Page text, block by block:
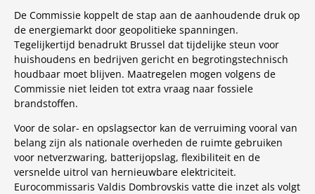
De Commissie koppelt de stap aan de aanhoudende druk op
de energiemarkt door geopolitieke spanningen.
Tegelijkertijd benadrukt Brussel dat tijdelijke steun voor
huishoudens en bedrijven gericht en begrotingstechnisch
houdbaar moet blijven. Maatregelen mogen volgens de
Commissie niet leiden tot extra vraag naar fossiele
brandstoffen.
Voor de solar- en opslagsector kan de verruiming vooral van
belang zijn als nationale overheden de ruimte gebruiken
voor netverzwaring, batterijopslag, flexibiliteit en de
versnelde uitrol van hernieuwbare elektriciteit.
Eurocommissaris Valdis Dombrovskis vatte die inzet als volgt